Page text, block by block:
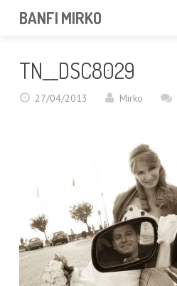
BANFI MIRKO
SERVIZI
NEWS
CONTATTAMI
TN__DSC8029
27/04/2013 Mirko